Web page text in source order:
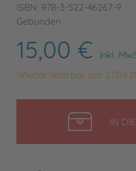
ISBN: 978-3-522-46267-9
Gebunden
15,00 €
inkl.
Wieder lieferbar am
IN